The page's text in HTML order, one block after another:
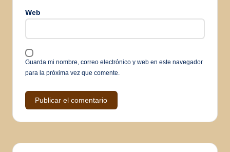
Web
Guarda mi nombre, correo electrónico y web en este navegador
para la próxima vez que comente.